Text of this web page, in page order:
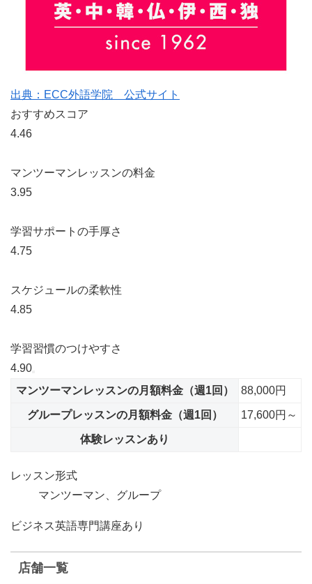
出典：ECC外語学院 公式サイト
おすすめスコア
4.46
マンツーマンレッスンの料金
3.95
学習サポートの手厚さ
4.75
スケジュールの柔軟性
4.85
学習習慣のつけやすさ
4.90
マンツーマンレッスンの月額料金（週1回）
88,000円
グループレッスンの月額料金（週1回） 17,600円～
体験レッスンあり
レッスン形式
マンツーマン、グループ
ビジネス英語専門講座あり
店舗一覧